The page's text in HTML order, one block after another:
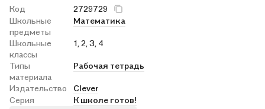
Код
2729729
Школьные
предметы
Математика
Школьные
классы
1, 2, 3, 4
Типы
материала
Рабочая тетрадь
Издательство
Clever
Серия
К школе готов!